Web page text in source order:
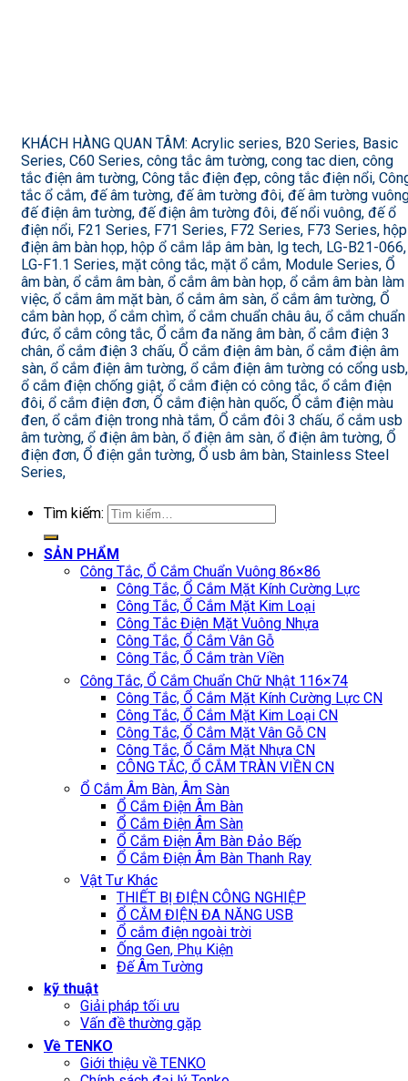
KHÁCH HÀNG QUAN TÂM: Acrylic series, B20 Series, Basic
Series, C60 Series, công tắc âm tường, cong tac dien, công
tắc điện âm tường, Công tắc điện đẹp, công tắc điện nổi,
tắc ổ cắm, đế âm tường, đế âm tường đôi, đế âm tường
đế điện âm tường, đế điện âm tường đôi, đế nổi vuông, đế ổ
điện nổi, F21 Series, F71 Series, F72 Series, F73 Series, hộp
điện âm bàn họp, hộp ổ cắm lắp âm bàn, lg tech, LG-B21-066,
LG-F1.1 Series, mặt công tắc, mặt ổ cắm, Module Series, Ổ
âm bàn, ổ cắm âm bàn, ổ cắm âm bàn họp, ổ cắm âm bàn làm
việc, ổ cắm âm mặt bàn, ổ cắm âm sàn, ổ cắm âm tường, Ổ
cắm bàn họp, ổ cắm chìm, ổ cắm chuẩn châu âu, ổ cắm chuẩn
đức, ổ cắm công tắc, Ổ cắm đa năng âm bàn, ổ cắm điện 3
chân, ổ cắm điện 3 chấu, Ổ cắm điện âm bàn, ổ cắm điện âm
sàn, ổ cắm điện âm tường, ổ cắm điện âm tường có cổng usb,
ổ cắm điện chống giật, ổ cắm điện có công tắc, ổ cắm điện
đôi, ổ cắm điện đơn, Ổ cắm điện hàn quốc, Ổ cắm điện màu
đen, ổ cắm điện trong nhà tắm, Ổ cắm đôi 3 chấu, ổ cắm usb
âm tường, ổ điện âm bàn, ổ điện âm sàn, ổ điện âm tường, Ổ
điện đơn, Ổ điện gắn tường, Ổ usb âm bàn, Stainless Steel
Series,
Tìm kiếm:
SẢN PHẨM
Công Tắc, Ổ Cắm Chuẩn Vuông 86×86
Công Tắc, Ổ Cắm Mặt Kính Cường Lực
Công Tắc, Ổ Cắm Mặt Kim Loại
Công Tắc Điện Mặt Vuông Nhựa
Công Tắc, Ổ Cắm Vân Gỗ
Công Tắc, Ổ Cắm tràn Viền
Công Tắc, Ổ Cắm Chuẩn Chữ Nhật 116×74
Công Tắc, Ổ Cắm Mặt Kính Cường Lực CN
Công Tắc, Ổ Cắm Mặt Kim Loại CN
Công Tắc, Ổ Cắm Mặt Vân Gỗ CN
Công Tắc, Ổ Cắm Mặt Nhựa CN
CÔNG TẮC, Ổ CẮM TRÀN VIỀN CN
Ổ Cắm Âm Bàn, Âm Sàn
Ổ Cắm Điện Âm Bàn
Ổ Cắm Điện Âm Sàn
Ổ Cắm Điện Âm Bàn Đảo Bếp
Ổ Cắm Điện Âm Bàn Thanh Ray
Vật Tư Khác
THIẾT BỊ ĐIỆN CÔNG NGHIỆP
Ổ CẮM ĐIỆN ĐA NĂNG USB
Ổ cắm điện ngoài trời
Ống Gen, Phụ Kiện
Đế Âm Tường
kỹ thuật
Giải pháp tối ưu
Vấn đề thường gặp
Về TENKO
Giới thiệu về TENKO